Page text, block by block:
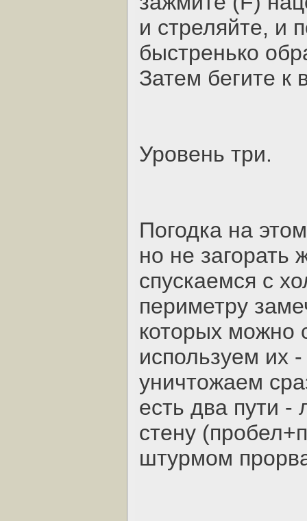
и стреляйте, и
быстренько
Затем бегите к
Уровень три.
Погодка на
но не
спускаемся с
периметру
которых можно
используем их
уничтожаем
есть два пути -
стену
штурмом